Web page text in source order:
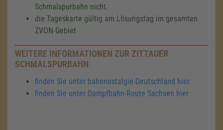
Schmalspurbahn nicht.
die Tageskarte gültig am Lösungstag im gesamten
ZVON-Gebiet
WEITERE INFORMATIONEN ZUR ZITTAUER
SCHMALSPURBAHN
finden Sie unter bahnnostalgie-Deutschland hier
finden Sie unter Dampfbahn-Route Sachsen hier